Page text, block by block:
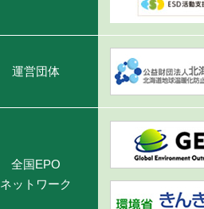
運営団体
全国EPO
ネットワーク